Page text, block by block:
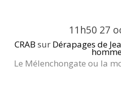
11h50 27
CRAB sur Dérapages de
Le Mélenchongate ou la